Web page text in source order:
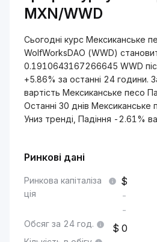
MXN/WWD
Сьогодні курс Мексиканське
WolfWorksDAO (WWD)
0.1910643167266645 WWD
+5.86% за останні 24 години.
вартість Мексиканське песо
Останні 30 днів Мексиканське
Униз тренді, Падіння -2.61%
Ринкові дані
Ринкова капіталіза
ція
-
-
Обсяг за 24 год. 0